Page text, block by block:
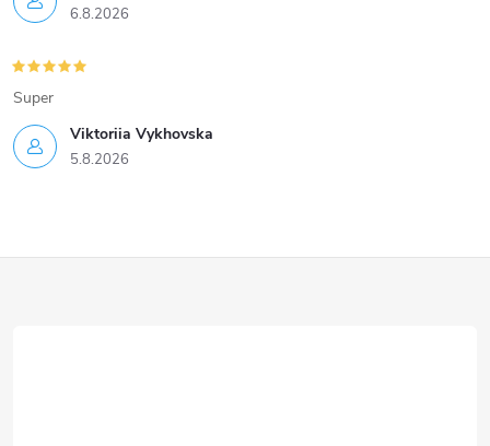
6.8.2026
Viktoriia Vykhovska
5.8.2026
Super